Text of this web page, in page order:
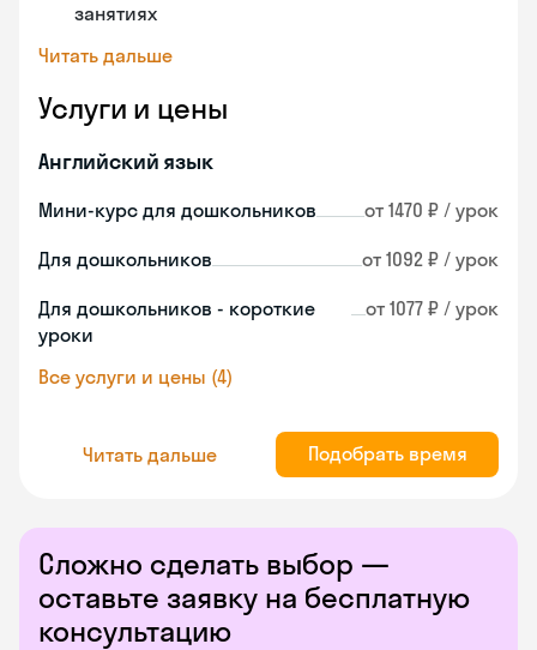
занятиях
Читать дальше
Услуги и цены
Английский язык
Мини-курс для дошкольников от 1470 ₽ / урок
Для дошкольников от 1092 ₽ / урок
Для дошкольников - короткие
уроки
от 1077 ₽ / урок
Все услуги и цены (4)
Читать дальше Подобрать время
Сложно сделать выбор —
оставьте заявку на бесплатную
консультацию